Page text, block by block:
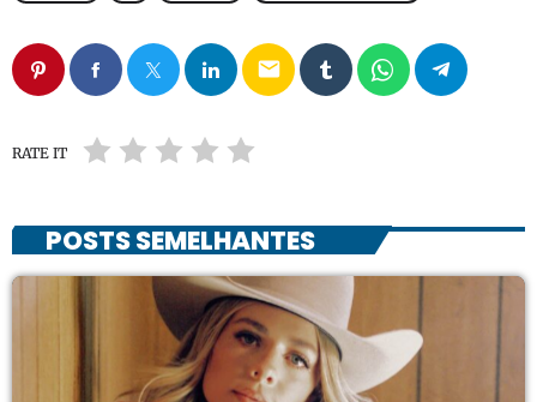
email
RATE IT
POSTS SEMELHANTES